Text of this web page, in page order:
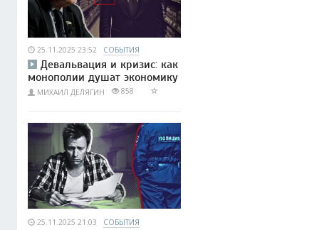
25.11.2025 23:52 СОБЫТИЯ
Девальвация и кризис: как
монополии душат экономику
МИХАИЛ ДЕЛЯГИН 858
25.11.2025 21:03 СОБЫТИЯ